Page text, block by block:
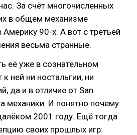
За счёт многочисленных
в общем механизме
Америку 90-х. А вот с третьей
весьма странные.
её уже в сознательном
ней ни ностальгии, ни
да и в отличие от San
механики. И понятно почему.
2001 году. Ещё тогда
своих прошлых игр: